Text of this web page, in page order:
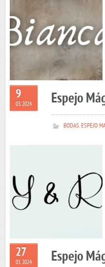
9
03 2024 Espejo
BODAS,ESPEJO
27
01 2024 Espejo